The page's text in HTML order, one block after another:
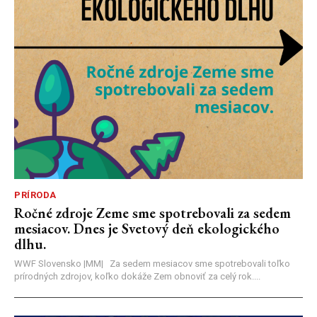
PRÍRODA
Ročné zdroje Zeme sme spotrebovali za sedem
mesiacov. Dnes je Svetový deň ekologického
dlhu.
WWF Slovensko |MM| Za sedem mesiacov sme spotrebovali toľko
prírodných zdrojov, koľko dokáže Zem obnoviť za celý rok....